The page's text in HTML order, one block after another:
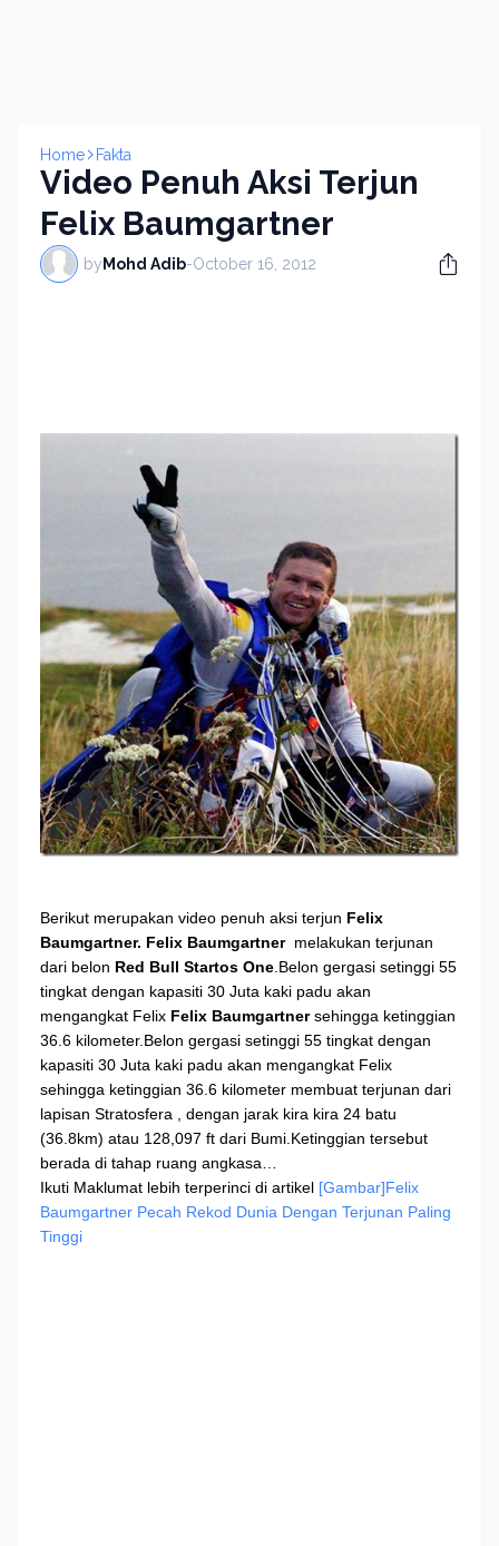
Home Fakta
Video Penuh Aksi Terjun
Felix Baumgartner
by Mohd Adib-October 16, 2012
Berikut merupakan video penuh aksi terjun Felix
Baumgartner. Felix Baumgartnermelakukan terjunan
dari belon Red Bull Startos One .Belon gergasi setinggi 55
tingkat dengan kapasiti 30 Juta kaki padu akan
mengangkat Felix Felix Baumgartnersehingga ketinggian
36.6 kilometer.Belon gergasi setinggi 55 tingkat dengan
kapasiti 30 Juta kaki padu akan mengangkat Felix
sehingga ketinggian 36.6 kilometer membuat terjunan dari
lapisan Stratosfera , dengan jarak kira kira 24 batu
(36.8km) atau 128,097 ft dari Bumi.Ketinggian tersebut
berada di tahap ruang angkasa…
Ikuti Maklumat lebih terperinci di artikel [Gambar]Felix
Baumgartner Pecah Rekod Dunia Dengan Terjunan Paling
Tinggi